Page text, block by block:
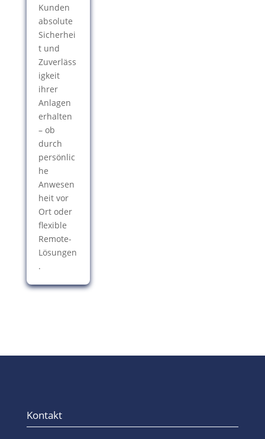
Kunden
absolute
Sicherhei
t und
Zuverläss
igkeit
ihrer
Anlagen
erhalten
– ob
durch
persönlic
he
Anwesen
heit vor
Ort oder
flexible
Remote-
Lösungen
.
Kontakt